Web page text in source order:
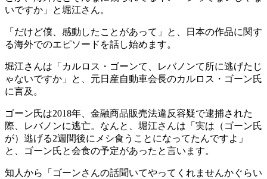
いですか」と堀江さん。
「だけど僕、感動したことがあって」と、日本の作品に関す
る海外でのエピソードを話し始めます。
堀江さんは「カルロス・ゴーンて、レバノンて所に逃げたじ
ゃないですか」と、元日産自動車会長のカルロス・ゴーン氏
に言及。
ゴーン氏は2018年、金融商品販売法違反容疑で逮捕された
際、レバノンに逃亡。なんと、堀江さんは「実は（ゴーン氏
が）逃げる2週間後にメシ食うことになってたんですよ」
と、ゴーン氏と会食の予定があったと言います。
知人から「ゴーンさんの話聞いてやってくれませんかぐらい